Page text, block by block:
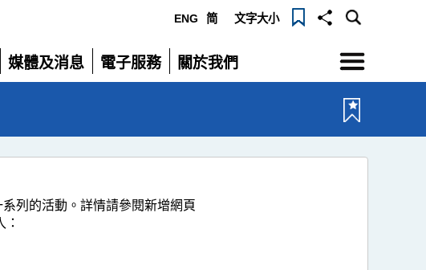
ENG 简 文字大小
媒體及消息
展
電子服務
展
關於我們
展
選
單
列的活動。詳情請參閱新增網頁
：